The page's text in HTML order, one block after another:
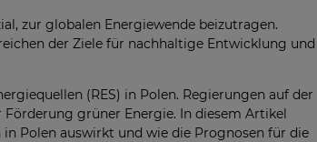
zur globalen Energiewende beizutragen.
der Ziele für nachhaltige Entwicklung und
(RES) in Polen. Regierungen auf der
grüner Energie. In diesem Artikel
Polen auswirkt und wie die Prognosen für die